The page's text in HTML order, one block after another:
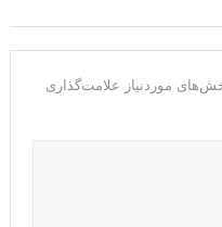
موردنیاز علامت‌گذاری